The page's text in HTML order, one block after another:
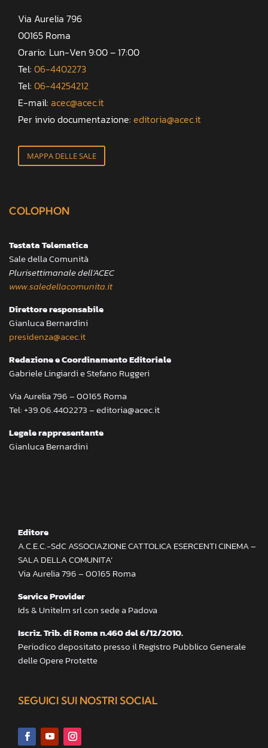
Via Aurelia 796
00165 Roma
Orario: Lun-Ven 9:00 – 17:00
Tel: 06-4402273
Tel: 06-44254212
E-mail: acec@acec.it
Per invio documentazione: editoria@acec.it
MAPPA DELLE SALE
COLOPHON
Testata Telematica
Sale della Comunità
Plurisettimanale dell’ACEC
www.saledellacomunita.it
Direttore responsabile
Gianluca Bernardini
presidenza@acec.it
Redazione e Coordinamento Editoriale
Gabriele Lingiardi e Stefano Ruggeri
Via Aurelia 796 – 00165 Roma
Tel: +39.06.4402273 – editoria@acec.it
Legale rappresentante
Gianluca Bernardini
Editore
A.C.E.C.-SdC ASSOCIAZIONE CATTOLICA ESERCENTI CINEMA –
SALA DELLA COMUNITA’
Via Aurelia 796 – 00165 Roma
Service Provider
Ids & Unitelm srl con sede a Padova
Iscriz. Trib. di Roma n.460 del 6/12/2010.
Periodico depositato presso il Registro Pubblico Generale
delle Opere Protette
SEGUICI SUI NOSTRI SOCIAL